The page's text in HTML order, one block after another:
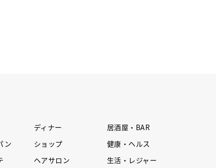
ディナー
居酒屋・BAR
ン ショップ
健康・ヘルス
ヘアサロン 生活・レジャー